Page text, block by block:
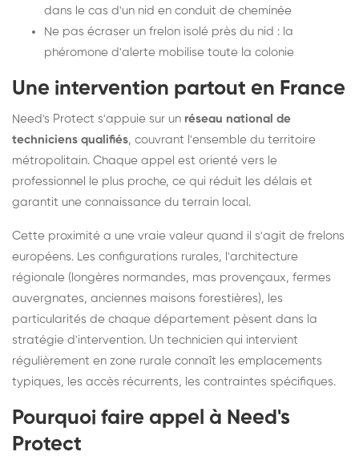
dans le cas d'un nid en conduit de cheminée
Ne pas écraser un frelon isolé près du nid : la
phéromone d'alerte mobilise toute la colonie
Une intervention partout en France
Need's Protect s'appuie sur un réseau national de
techniciens qualifiés, couvrant l'ensemble du territoire
métropolitain. Chaque appel est orienté vers le
professionnel le plus proche, ce qui réduit les délais et
garantit une connaissance du terrain local.
Cette proximité a une vraie valeur quand il s'agit de frelons
européens. Les configurations rurales, l'architecture
régionale (longères normandes, mas provençaux, fermes
auvergnates, anciennes maisons forestières), les
particularités de chaque département pèsent dans la
stratégie d'intervention. Un technicien qui intervient
régulièrement en zone rurale connaît les emplacements
typiques, les accès récurrents, les contraintes spécifiques.
Pourquoi faire appel à Need's
Protect